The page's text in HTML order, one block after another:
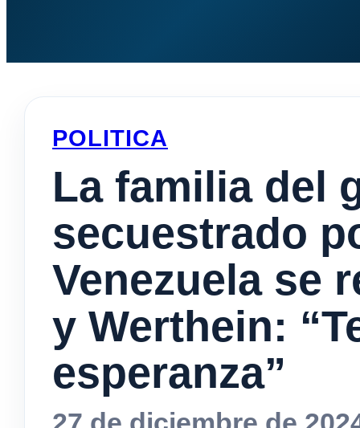
POLITICA
La familia del
secuestrado
Venezuela se
y Werthein:
esperanza”